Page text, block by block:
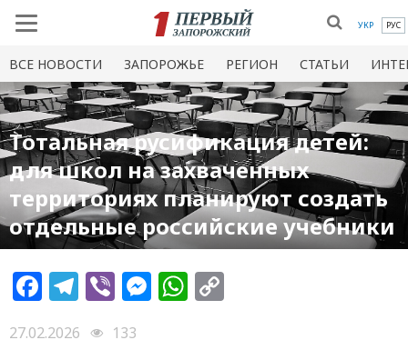
УКР РУС
ВСЕ НОВОСТИ ЗАПОРОЖЬЕ РЕГИОН СТАТЬИ
Тотальная русификация детей:
для школ на захваченных
территориях планируют создать
отдельные российские учебники
Facebook
Telegram
ViberMessenger
WhatsApp
27.02.2026
133